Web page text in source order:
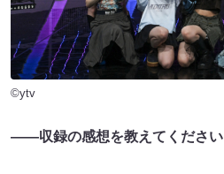
©ytv
――収録の感想を教えてください